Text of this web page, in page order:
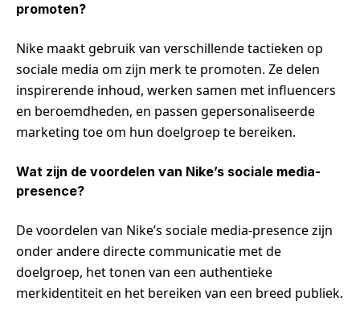
promoten?
Nike maakt gebruik van verschillende tactieken op
sociale media om zijn merk te promoten. Ze delen
inspirerende inhoud, werken samen met influencers
en beroemdheden, en passen gepersonaliseerde
marketing toe om hun doelgroep te bereiken.
Wat zijn de voordelen van Nike’s sociale media-
presence?
De voordelen van Nike’s sociale media-presence zijn
onder andere directe communicatie met de
doelgroep, het tonen van een authentieke
merkidentiteit en het bereiken van een breed publiek.